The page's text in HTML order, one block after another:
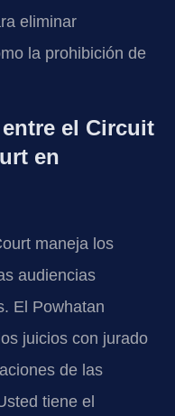
eliminar
la prohibición de
el Circuit
en
maneja los
audiencias
El Powhatan
juicios con jurado
de las
tiene el